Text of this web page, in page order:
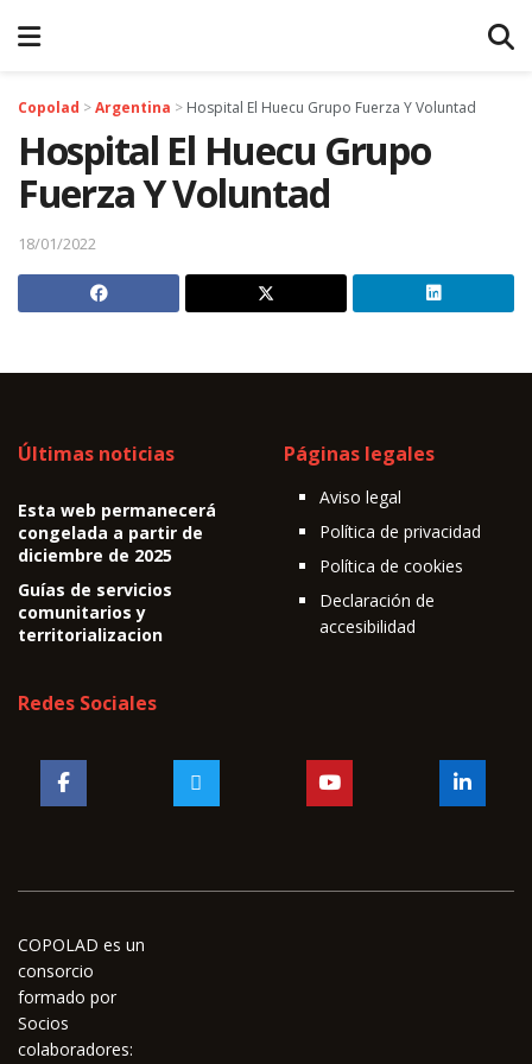
Copolad >Argentina > Hospital El Huecu Grupo Fuerza Y Voluntad
Hospital El Huecu Grupo
Fuerza Y Voluntad
18/01/2022
Últimas noticias
Esta web permanecerá
congelada a partir de
diciembre de 2025
Guías de servicios
comunitarios y
territorializacion
Páginas legales
Aviso legal
Política de privacidad
Política de cookies
Declaración de
accesibilidad
Redes Sociales
COPOLAD es un
consorcio
formado por
Socios
colaboradores: